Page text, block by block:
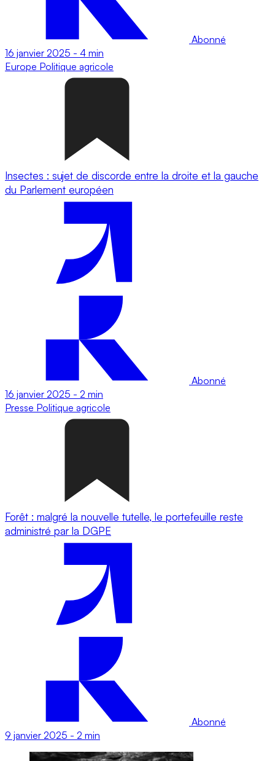
Abonné
16 janvier 2025 - 4 min
Europe Politique agricole
Insectes : sujet de discorde entre la droite et la gauche
du Parlement européen
Abonné
16 janvier 2025 - 2 min
Presse Politique agricole
Forêt : malgré la nouvelle tutelle, le portefeuille reste
administré par la DGPE
Abonné
9 janvier 2025 - 2 min